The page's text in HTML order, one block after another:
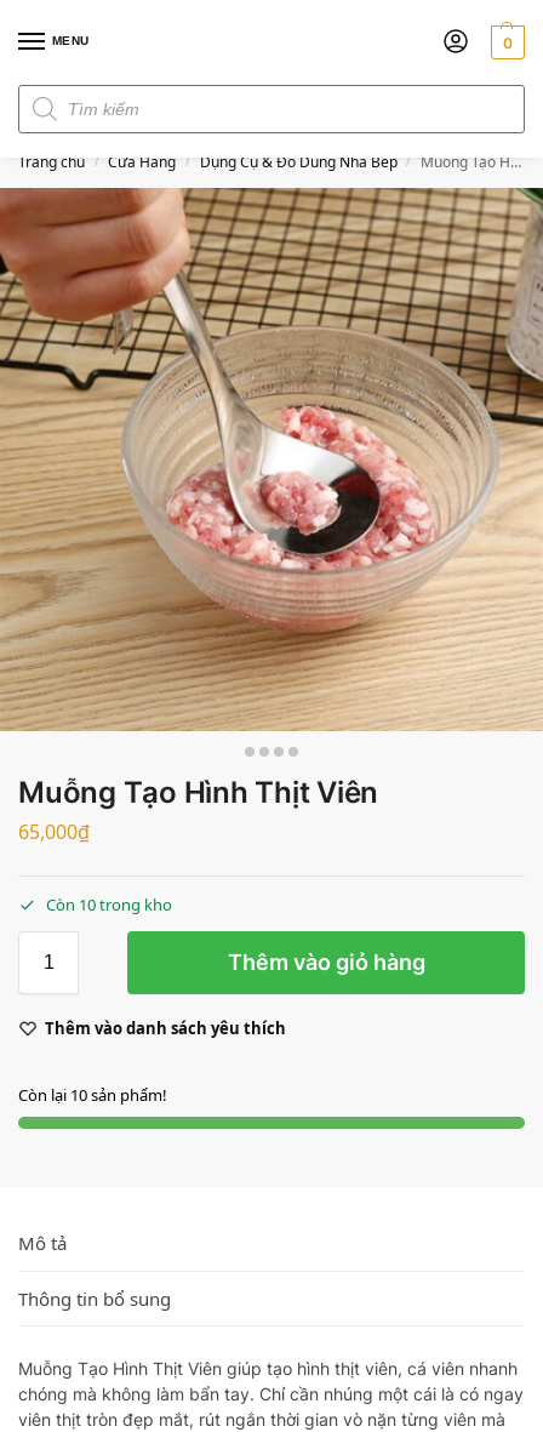
MENU 0
Trang chủ / Cửa Hàng / Dụng Cụ & Đồ Dùng Nhà Bếp / Muỗng Tạo Hình Thịt Viên
Muỗng Tạo Hình Thịt Viên
65,000₫
Còn 10 trong kho
Thêm vào giỏ hàng
Thêm vào danh sách yêu thích
Còn lại 10 sản phẩm!
Mô tả
Thông tin bổ sung
Muỗng Tạo Hình Thịt Viên giúp tạo hình thịt viên, cá viên nhanh
chóng mà không làm bẩn tay. Chỉ cần nhúng một cái là có ngay
viên thịt tròn đẹp mắt, rút ngắn thời gian vò nặn từng viên mà